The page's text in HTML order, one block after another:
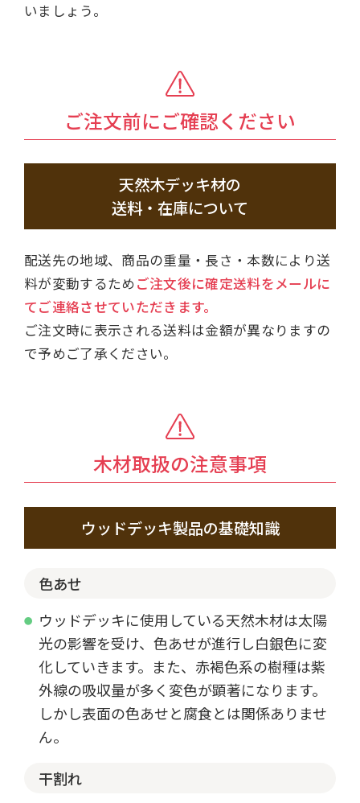
いましょう。
ご注文前にご確認ください
天然木デッキ材の
送料・在庫について
配送先の地域、商品の重量・長さ・本数により送
料が変動するため ご注文後に確定送料をメールに
てご連絡させていただきます。
ご注文時に表示される送料は金額が異なりますの
で予めご了承ください。
木材取扱の注意事項
ウッドデッキ製品の基礎知識
色あせ
ウッドデッキに使用している天然木材は太陽
光の影響を受け、色あせが進行し白銀色に変
化していきます。また、赤褐色系の樹種は紫
外線の吸収量が多く変色が顕著になります。
しかし表面の色あせと腐食とは関係ありませ
ん。
干割れ